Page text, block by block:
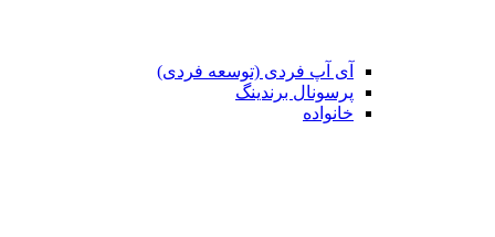
آی آپ فردی (توسعه فردی)
پرسونال برندینگ
خانواده